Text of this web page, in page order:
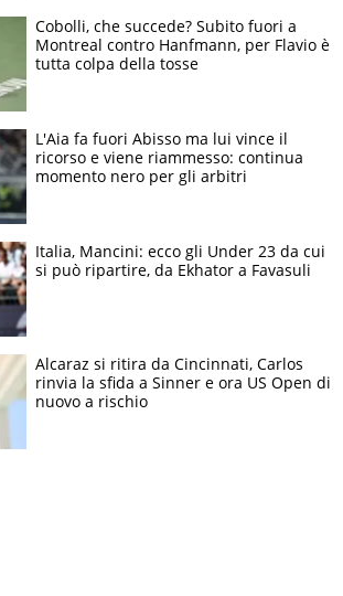
Cobolli, che succede? Subito fuori a
Montreal contro Hanfmann, per Flavio è
tutta colpa della tosse
L'Aia fa fuori Abisso ma lui vince il
ricorso e viene riammesso: continua
momento nero per gli arbitri
Italia, Mancini: ecco gli Under 23 da cui
si può ripartire, da Ekhator a Favasuli
Alcaraz si ritira da Cincinnati, Carlos
rinvia la sfida a Sinner e ora US Open di
nuovo a rischio